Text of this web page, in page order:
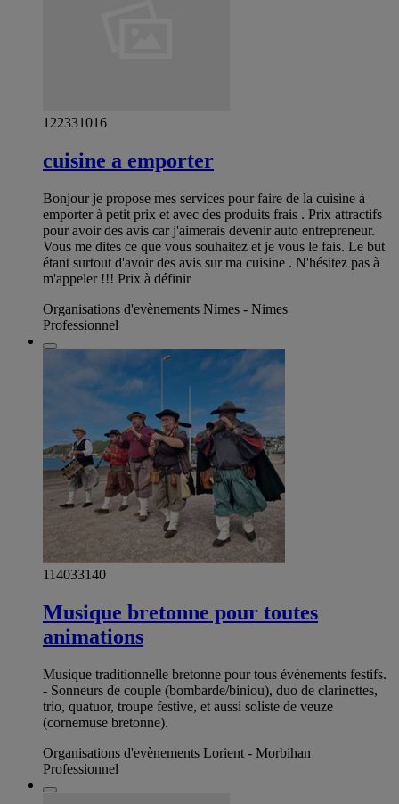
122331016
cuisine a emporter
Bonjour je propose mes services pour faire de la cuisine à
emporter à petit prix et avec des produits frais . Prix attractifs
pour avoir des avis car j'aimerais devenir auto entrepreneur.
Vous me dites ce que vous souhaitez et je vous le fais. Le but
étant surtout d'avoir des avis sur ma cuisine . N'hésitez pas à
m'appeler !!! Prix à définir
Organisations d'evènements Nimes - Nimes
Professionnel
114033140
Musique bretonne pour toutes
animations
Musique traditionnelle bretonne pour tous événements festifs.
- Sonneurs de couple (bombarde/biniou), duo de clarinettes,
trio, quatuor, troupe festive, et aussi soliste de veuze
(cornemuse bretonne).
Organisations d'evènements Lorient - Morbihan
Professionnel